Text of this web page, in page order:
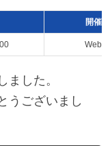
開催
Web
ました。
うございまし